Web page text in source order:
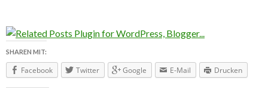
SHAREN MIT:
Facebook Twitter Google E-Mail Drucken